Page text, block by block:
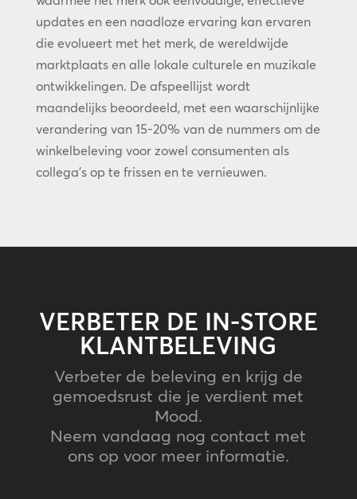
updates en een naadloze ervaring kan ervaren
die evolueert met het merk, de wereldwijde
marktplaats en alle lokale culturele en muzikale
ontwikkelingen. De afspeellijst wordt
maandelijks beoordeeld, met een waarschijnlijke
verandering van 15-20% van de nummers om de
winkelbeleving voor zowel consumenten als
collega’s op te frissen en te vernieuwen.
VERBETER DE IN-STORE
KLANTBELEVING
Verbeter de beleving en krijg de
gemoedsrust die je verdient met
Mood.
Neem vandaag nog contact met
ons op voor meer informatie.